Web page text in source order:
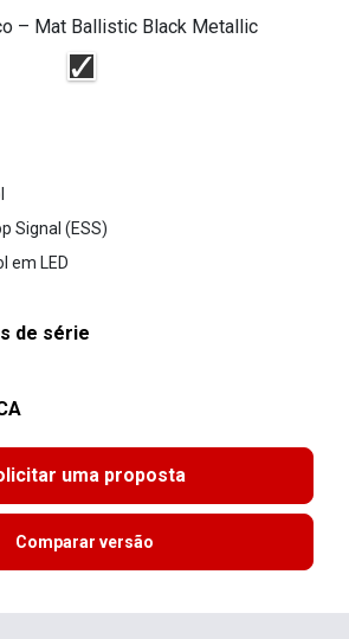
– Mat Ballistic Black Metallic
Signal (ESS)
em LED
de série
uma proposta
Comparar versão